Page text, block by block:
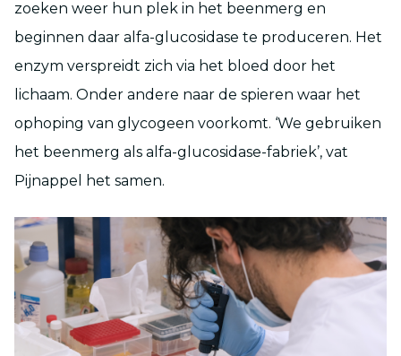
zoeken weer hun plek in het beenmerg en
beginnen daar alfa-glucosidase te produceren. Het
enzym verspreidt zich via het bloed door het
lichaam. Onder andere naar de spieren waar het
ophoping van glycogeen voorkomt. ‘We gebruiken
het beenmerg als alfa-glucosidase-fabriek’, vat
Pijnappel het samen.